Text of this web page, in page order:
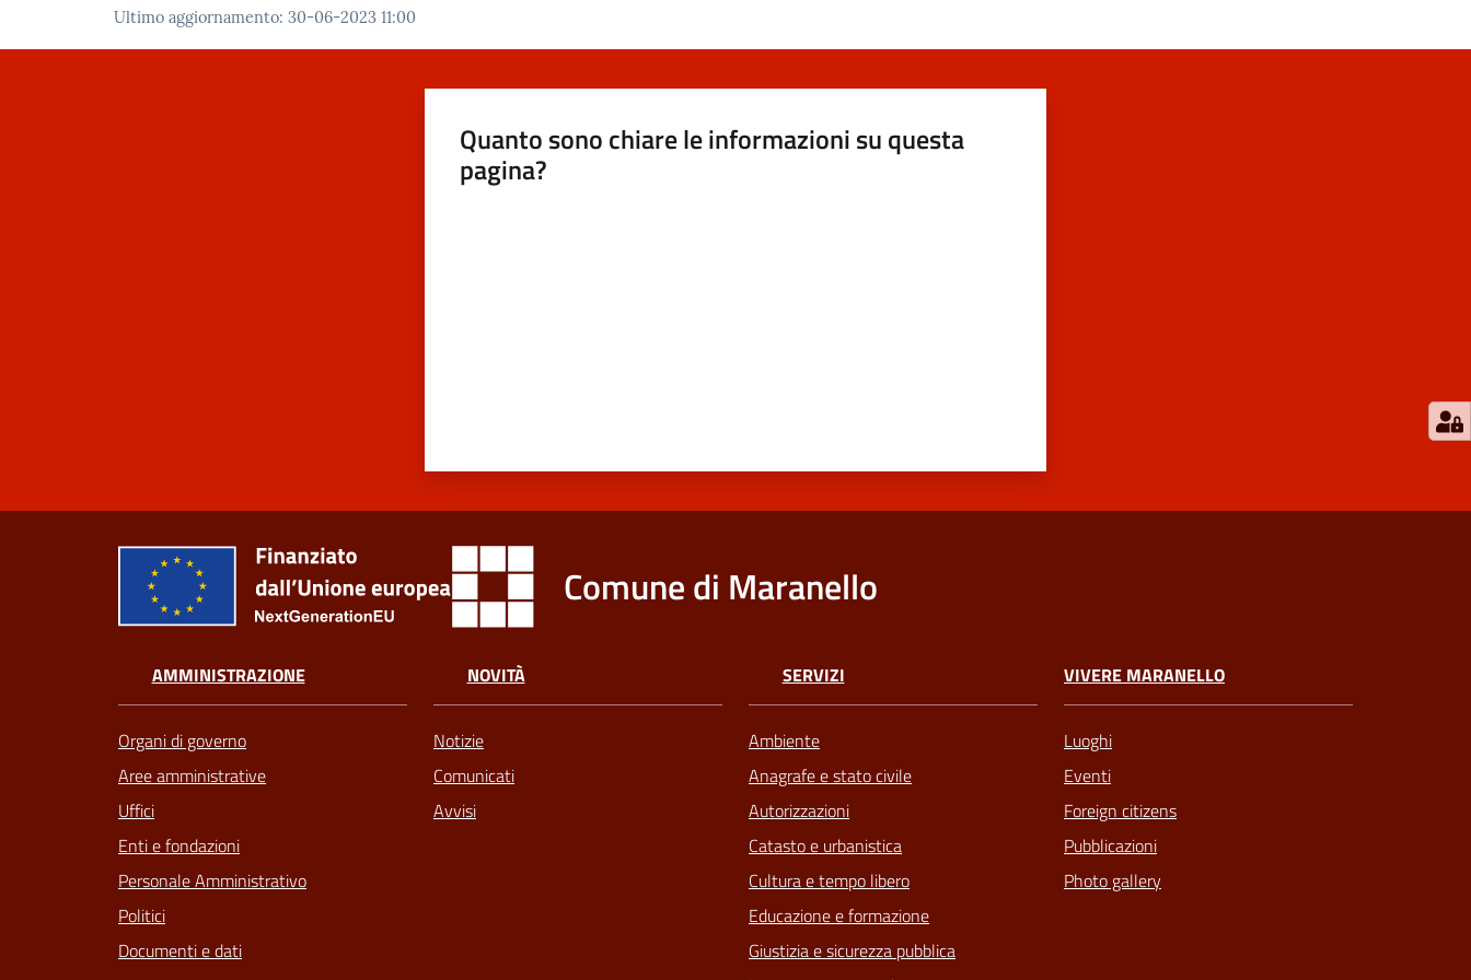
Ultimo aggiornamento: 30-06-2023 11:00
Quanto sono chiare le informazioni su questa
pagina?
Comune di Maranello
AMMINISTRAZIONE
Organi di governo
Aree amministrative
Uffici
Enti e fondazioni
Personale Amministrativo
Politici
Documenti e dati
NOVITÀ
Notizie
Comunicati
Avvisi
SERVIZI
Ambiente
Anagrafe e stato civile
Autorizzazioni
Catasto e urbanistica
Cultura e tempo libero
Educazione e formazione
Giustizia e sicurezza pubblica
VIVERE MARANELLO
Luoghi
Eventi
Foreign citizens
Pubblicazioni
Photo gallery